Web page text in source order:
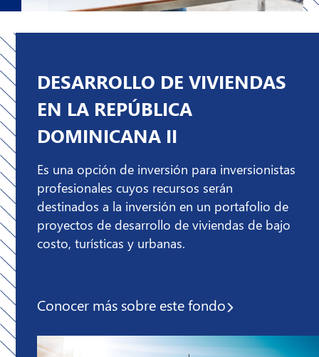
DESARROLLO DE VIVIENDAS
EN LA REPÚBLICA
DOMINICANA II
Es una opción de inversión para inversionistas
profesionales cuyos recursos serán
destinados a la inversión en un portafolio de
proyectos de desarrollo de viviendas de bajo
costo, turísticas y urbanas.
Conocer más sobre este fondo